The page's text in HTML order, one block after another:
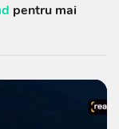
pentru mai